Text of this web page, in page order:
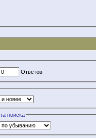
Ответов
поиска